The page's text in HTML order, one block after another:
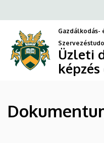
Üzleti
doktori
(DBA)
a
tartalomra
Gazdálkodás-
Üzleti
képzés